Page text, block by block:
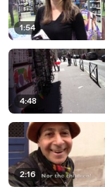
1:54
4:48
2:16